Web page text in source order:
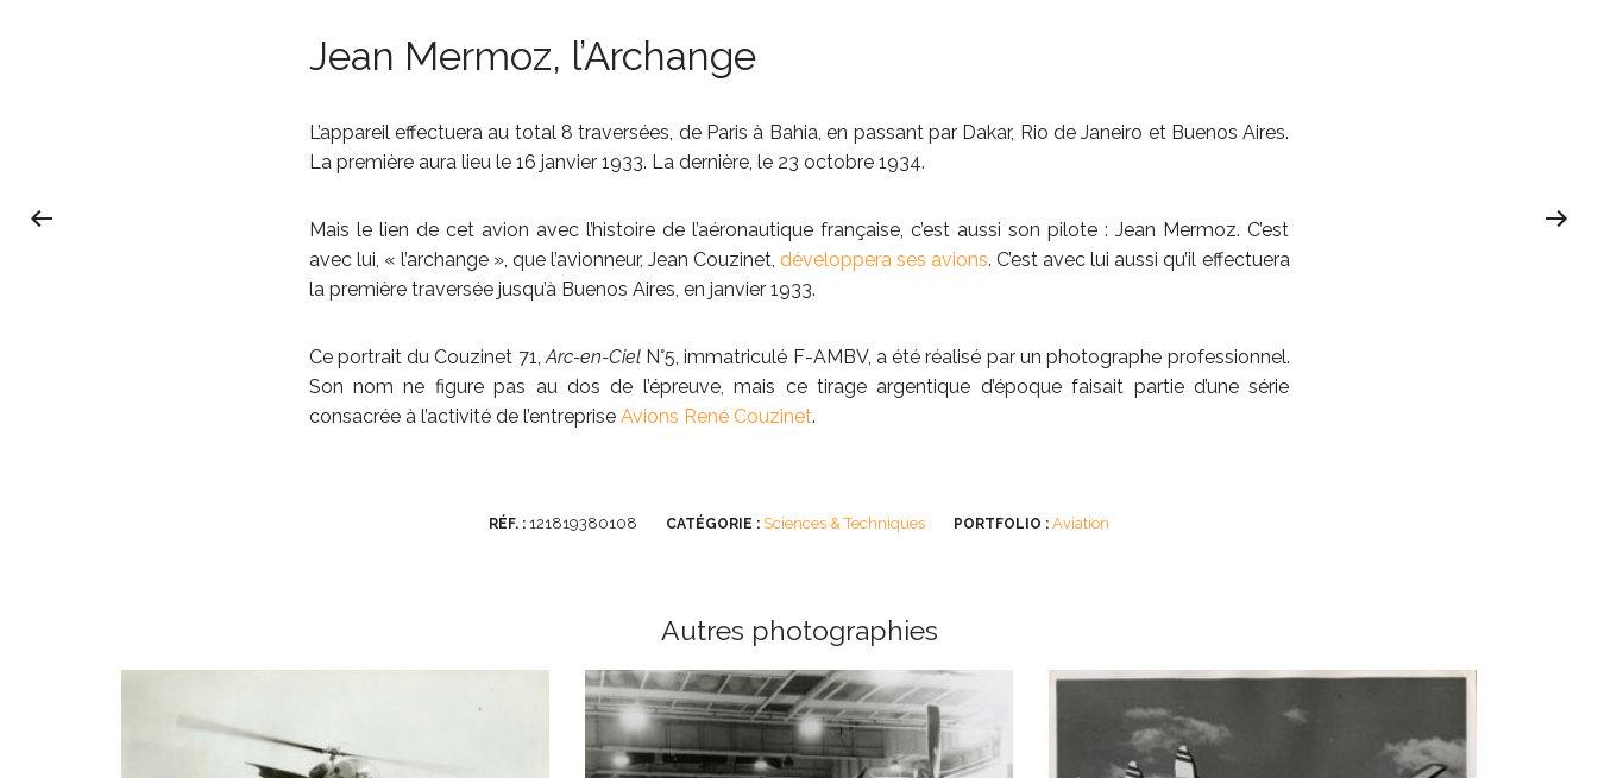
Jean Mermoz, l’Archange
L’appareil effectuera au total 8 traversées, de Paris à Bahia, en passant par Dakar, Rio de Janeiro et Buenos Aires.
La première aura lieu le 16 janvier 1933. La dernière, le 23 octobre 1934.
Mais le lien de cet avion avec l’histoire de l’aéronautique française, c’est aussi son pilote : Jean Mermoz. C’est
avec lui, « l’archange », que l’avionneur, Jean Couzinet,développera ses avions. C’est avec lui aussi qu’il effectuera
la première traversée jusqu’à Buenos Aires, en janvier 1933.
Ce portrait du Couzinet 71,Arc-en-CielN°5, immatriculé F-AMBV, a été réalisé par un photographe professionnel.
Son nom ne figure pas au dos de l’épreuve, mais ce tirage argentique d’époque faisait partie d’une série
consacrée à l’activité de l’entreprise Avions René Couzinet.
RÉF. : 121819380108 CATÉGORIE : Sciences & Techniques PORTFOLIO : Aviation
Autres photographies